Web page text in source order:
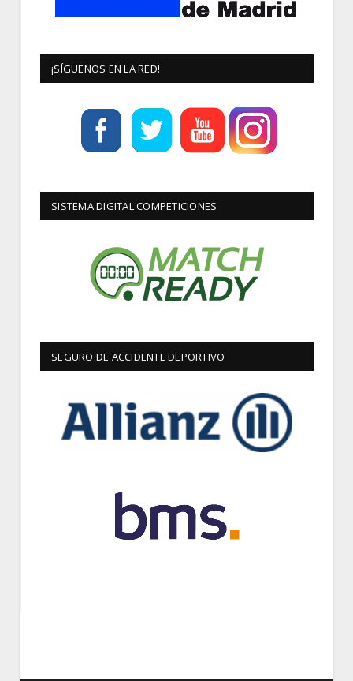
¡SÍGUENOS EN LA RED!
SISTEMA DIGITAL COMPETICIONES
SEGURO DE ACCIDENTE DEPORTIVO